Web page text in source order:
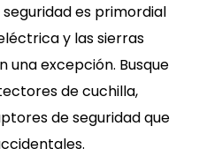
seguridad es primordial
y las sierras
una excepción. Busque
de cuchilla,
de seguridad que